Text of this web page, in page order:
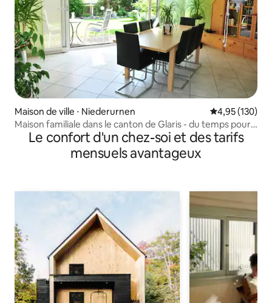
Maison de ville ⋅ Niederurnen Évaluation
4,95 (130)
Maison familiale dans le canton de Glaris - du temps pour
toi !Le confort d'un chez-soi et des tarifs
mensuels avantageux